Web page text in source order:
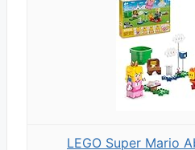
LEGO Super Mario